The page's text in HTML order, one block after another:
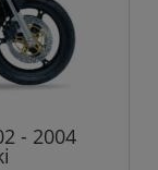
- 2004